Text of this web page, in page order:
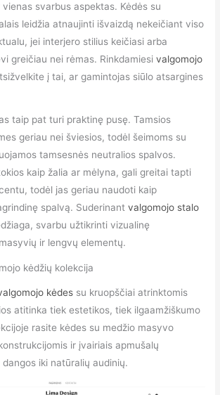
svarbus aspektas. Kėdės su
leidžia atnaujinti išvaizdą nekeičiant viso
jei interjero stilius keičiasi arba
greičiau nei rėmas. Rinkdamiesivalgomojo
į tai, ar gamintojas siūlo atsargines
taip pat turi praktinę pusę. Tamsios
geriau nei šviesios, todėl šeimoms su
tamsesnės neutralios spalvos.
kaip žalia ar mėlyna, gali greitai tapti
todėl jas geriau naudoti kaip
spalvą. Suderinantvalgomojo stalo
svarbu užtikrinti vizualinę
ir lengvų elementų.
kėdžių kolekcija
kėdes su kruopščiai atrinktomis
atitinka tiek estetikos, tiek ilgaamžiškumo
rasite kėdes su medžio masyvo
ir įvairiais apmušalų
iki natūralių audinių.